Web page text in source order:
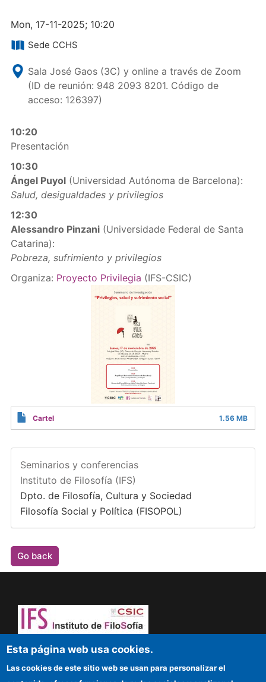
Mon, 17-11-2025; 10:20
Sede CCHS
Sala José Gaos (3C) y online a través de Zoom
(ID de reunión: 948 2093 8201. Código de
acceso: 126397)
10:20
Presentación
10:30
Ángel Puyol(Universidad Autónoma de Barcelona):
Salud, desigualdades y privilegios
12:30
Alessandro Pinzani(Universidade Federal de Santa
Catarina):
Pobreza, sufrimiento y privilegios
Organiza: Proyecto Privilegia (IFS-CSIC)
Cartel 1.56 MB
Seminarios y conferencias
Instituto de Filosofía (IFS)
Dpto. de Filosofía, Cultura y Sociedad
Filosofía Social y Política (FISOPOL)
Go back
Dare to think! Sapere aude!
Esta página web usa cookies.
Las cookies de este sitio web se usan para personalizar el